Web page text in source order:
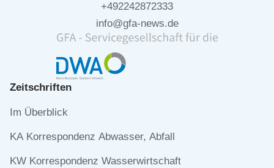
+492242872333
info@gfa-news.de
Zeitschriften
Navigation
Im Überblick
KA Korrespondenz Abwasser, Abfall
KW Korrespondenz Wasserwirtschaft